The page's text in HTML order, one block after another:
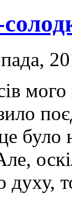
було
духу,